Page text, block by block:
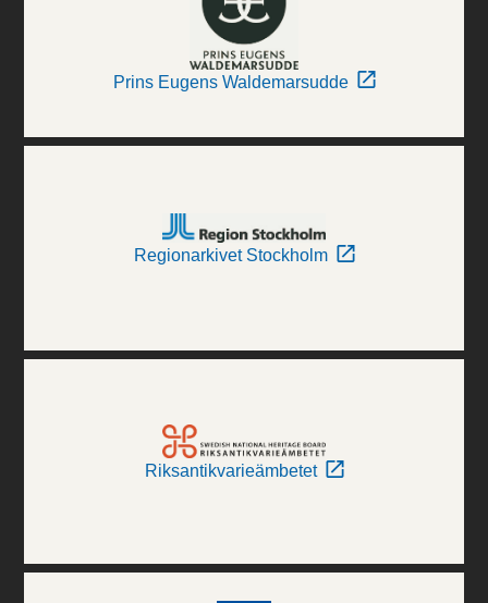
Prins Eugens Waldemarsudde
Regionarkivet Stockholm
Riksantikvarieämbetet